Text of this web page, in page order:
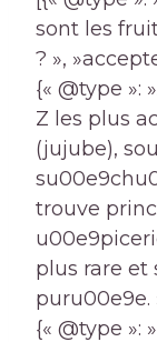
sont les
? »,
{« @type »:
Z les plus
(jujube),
trouve
plus rare et
puru00e9e.
{« @type »: